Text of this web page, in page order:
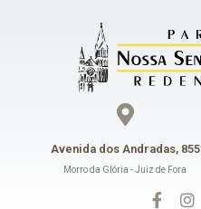
Avenida dos Andradas, 855
Morro da Glória - Juiz de Fora